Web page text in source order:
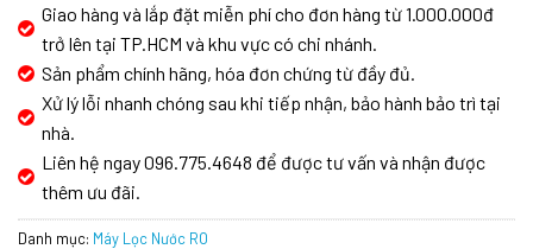
Giao hàng và lắp đặt miễn phí cho đơn hàng từ 1.000.000đ
trở lên tại TP.HCM và khu vực có chi nhánh.
Sản phẩm chính hãng, hóa đơn chứng từ đầy đủ.
Xử lý lỗi nhanh chóng sau khi tiếp nhận, bảo hành bảo trì tại
nhà.
Liên hệ ngay 096.775.4648 để được tư vấn và nhận được
thêm ưu đãi.
Danh mục: Máy Lọc Nước RO